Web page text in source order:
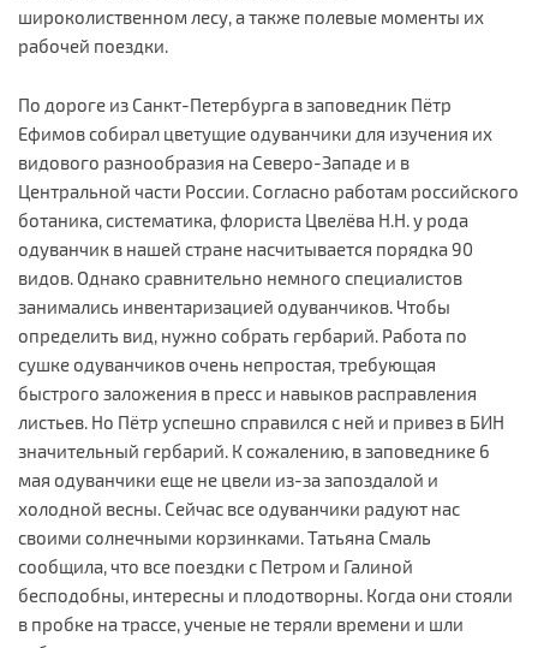
широколиственном лесу, а также полевые моменты их
рабочей поездки.
По дороге из Санкт-Петербурга в заповедник Пётр
Ефимов собирал цветущие одуванчики для изучения их
видового разнообразия на Северо-Западе и в
Центральной части России. Согласно работам российского
ботаника, систематика, флориста Цвелёва Н.Н. у рода
одуванчик в нашей стране насчитывается порядка 90
видов. Однако сравнительно немного специалистов
занимались инвентаризацией одуванчиков. Чтобы
определить вид, нужно собрать гербарий. Работа по
сушке одуванчиков очень непростая, требующая
быстрого заложения в пресс и навыков расправления
листьев. Но Пётр успешно справился с ней и привез в БИН
значительный гербарий. К сожалению, в заповеднике 6
мая одуванчики еще не цвели из-за запоздалой и
холодной весны. Сейчас все одуванчики радуют нас
своими солнечными корзинками. Татьяна Смаль
сообщила, что все поездки с Петром и Галиной
бесподобны, интересны и плодотворны. Когда они стояли
в пробке на трассе, ученые не теряли времени и шли